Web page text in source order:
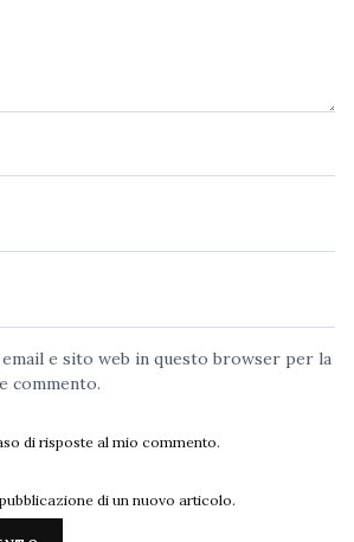
email e sito web in questo browser per la
commento.
di risposte al mio commento.
di un nuovo articolo.